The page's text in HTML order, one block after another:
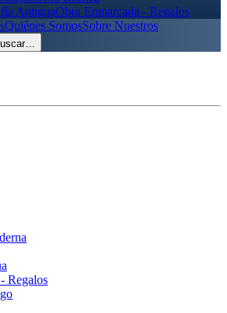
AntiguaObra Enmarcada - Regalos
Quiénes SomosSobre Nuestros
…
Regalos